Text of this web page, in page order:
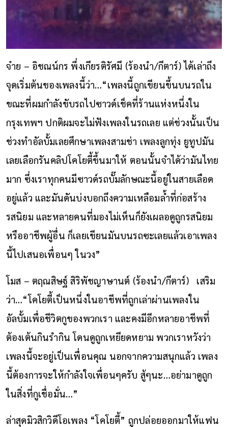
จ๋าย – อิชณน์กร พึ่งเกียรติรัศมี (ร้องนำ/กีตาร์) ได้เล่าถึง
จุดเริ่มต้นของเพลงนี้ว่า…“เพลงนี้ถูกเขียนขึ้นบนรถใน
ขณะที่ผมกำลังขับรถไปซาวด์เช็คที่ร้านแห่งหนึ่งใน
กรุงเทพฯ ปกติผมจะไม่ฟังเพลงในรถเลย แต่ช่วงนั้นเป็น
ช่วงทำอัลบั้มเลยศึกษาเพลงสามช่า เพลงลูกทุ่ง ยูทูปมัน
เลยเลือกรันคลิปโคโยตี้ขึ้นมาให้ ตอนนั้นจำได้ว่ามันไทย
มาก ซึ่งเราทุกคนมีซาวด์รถบั๊มลักษณะนี้อยู่ในสายเลือด
อยู่แล้ว และมันดันบ่งบอกถึงความเหลือมล้ำที่ก่อสร้าง
รสนิยม และหลายคนที่มองไม่เห็นก็ยังเผลอดูถูกรสนิยม
หรืออาชีพผู้อื่น ก็เลยเขียนมันบนรถซะเลยแล้วเอาเพลง
นี้ไปเสนอเพื่อนๆ ในวง”
โมส – ตฤณสิษฐ์ สิริพัชญาษานต์ (ร้องนำ/กีตาร์) เสริม
ว่า…“โคโยตี้เป็นหนึ่งในอาชีพที่ถูกเล่าผ่านเพลงใน
อัลบั้มเพื่อชีวิตกูของพวกเรา และคงมีอีกหลายอาชีพที่
ต้องเต้นกินรำกิน โดนดูถูกเหยียดหยาม พวกเราหวังว่า
เพลงนี้จะอยู่เป็นเพื่อนคุณ นอกจากความสนุกแล้ว เพลง
นี้ต้องการจะให้กำลังใจเพื่อนๆครับ สู้ๆนะ…อย่ามาดูถูก
ในสิ่งที่กูเชื่อมั่น…”
ล่าสุดมิวสิกวิดีโอเพลง “โคโยตี้” ถูกปล่อยออกมาให้แฟน